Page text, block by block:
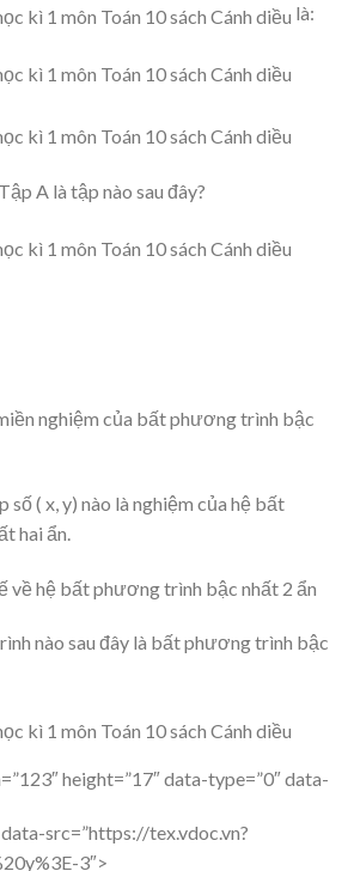
là:
A là tập nào sau đây?
nghiệm của bất phương trình bậc
số ( x, y) nào là nghiệm của hệ bất
hai ẩn.
về hệ bất phương trình bậc nhất 2 ẩn
nào sau đây là bất phương trình bậc
height=”17″ data-type=”0″ data-
src=”https://tex.vdoc.vn?
3″>